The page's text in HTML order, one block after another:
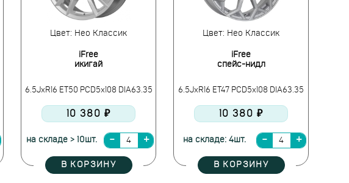
Цвет: Нео Классик
iFree
икигай
6.5JxR16 ET50 PCD5x108 DIA63.35
10 380 ₽
на складе > 10шт.
В КОРЗИНУ
Цвет: Нео Классик
iFree
спейс-нидл
6.5JxR16 ET47 PCD5x108 DIA63.35
10 380 ₽
на складе: 4шт.
В КОРЗИНУ